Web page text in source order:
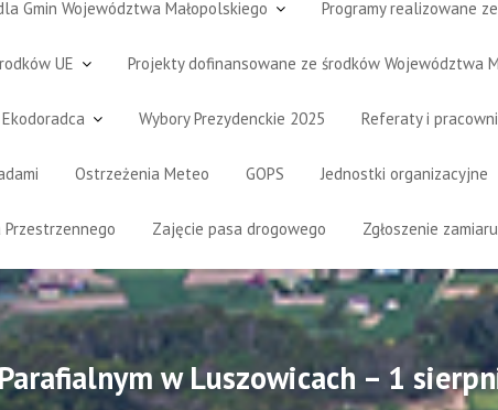
Gmin Województwa Małopolskiego Programy realizowane
UE Projekty dofinansowane ze środków Województwa
Ekodoradca Wybory Prezydenckie 2025 Referaty i
Ostrzeżenia Meteo GOPS Jednostki organizacyjne
Zajęcie pasa drogowego Zgłoszenie
w Luszowicach – 1